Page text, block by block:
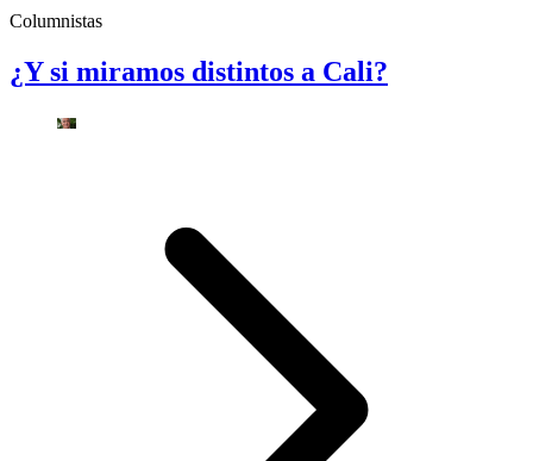
Columnistas
¿Y si miramos distintos a Cali?